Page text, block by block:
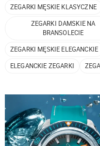
ZEGARKI MĘSKIE KLASYCZNE
ZEGARKI DAMSKIE NA
BRANSOLECIE
ZEGARKI MĘSKIE ELEGANCKIE
ELEGANCKIE ZEGARKI